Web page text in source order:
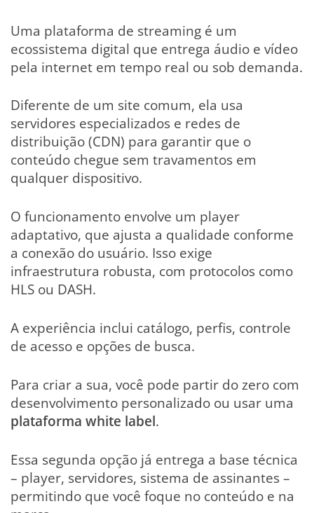
Uma plataforma de streaming é um
ecossistema digital que entrega áudio e vídeo
pela internet em tempo real ou sob demanda.
Diferente de um site comum, ela usa
servidores especializados e redes de
distribuição (CDN) para garantir que o
conteúdo chegue sem travamentos em
qualquer dispositivo.
O funcionamento envolve um player
adaptativo, que ajusta a qualidade conforme
a conexão do usuário. Isso exige
infraestrutura robusta, com protocolos como
HLS ou DASH.
A experiência inclui catálogo, perfis, controle
de acesso e opções de busca.
Para criar a sua, você pode partir do zero com
desenvolvimento personalizado ou usar uma
plataforma white label.
Essa segunda opção já entrega a base técnica
– player, servidores, sistema de assinantes –
permitindo que você foque no conteúdo e na